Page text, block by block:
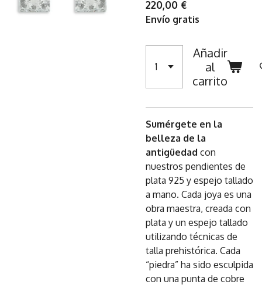
220,00 €
Envío gratis
Añadir
al
carrito
Sumérgete en la
belleza de la
antigüedad con
nuestros pendientes de
plata 925 y espejo tallado
a mano. Cada joya es una
obra maestra, creada con
plata y un espejo tallado
utilizando técnicas de
talla prehistórica. Cada
“piedra” ha sido esculpida
con una punta de cobre